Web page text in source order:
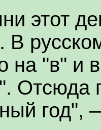
этот
В
на "в" и
Отсюда
год",